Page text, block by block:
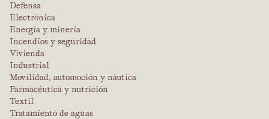
Defensa
Electrónica
Energía y minería
Incendios y seguridad
Vivienda
Industrial
Movilidad, automoción y náutica
Farmacéutica y nutrición
Textil
Tratamiento de aguas